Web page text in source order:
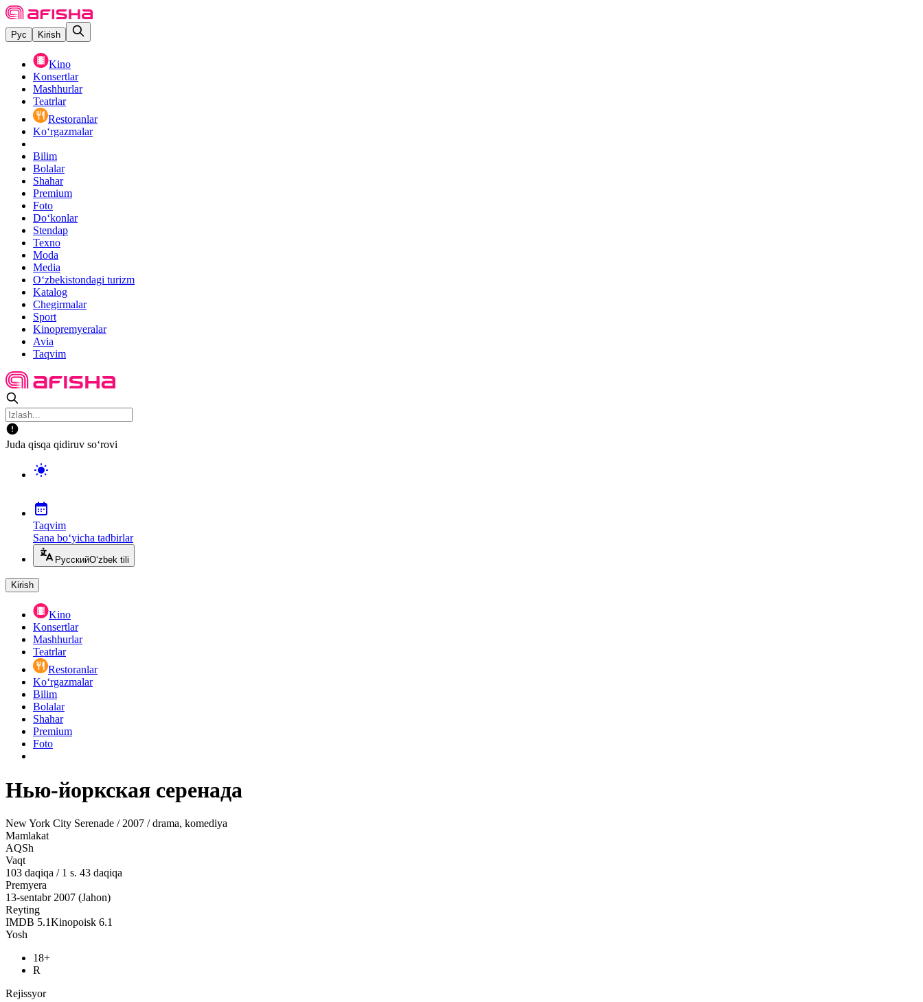
Рус Kirish
Kino
Konsertlar
Mashhurlar
Teatrlar
Restoranlar
Ko‘rgazmalar
Bilim
Bolalar
Shahar
Premium
Foto
Do‘konlar
Stendap
Texno
Moda
Media
O‘zbekistondagi turizm
Katalog
Chegirmalar
Sport
Kinopremyeralar
Avia
Taqvim
Juda qisqa qidiruv so‘rovi
Taqvim
Sana bo‘yicha tadbirlar
РусскийO‘zbek tili
Kirish
Kino
Konsertlar
Mashhurlar
Teatrlar
Restoranlar
Ko‘rgazmalar
Bilim
Bolalar
Shahar
Premium
Foto
Нью-йоркская серенада
New York City Serenade / 2007 / drama, komediya
Mamlakat
AQSh
Vaqt
103 daqiqa / 1 s. 43 daqiqa
Premyera
13-sentabr 2007 (Jahon)
Reyting
IMDB 5.1Kinopoisk 6.1
Yosh
18+
R
Rejissyor